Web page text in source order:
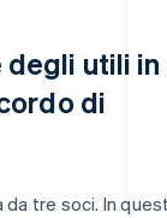
utili in
di
tre soci. In